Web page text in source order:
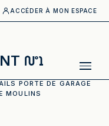
ACCÉDER À MON ESPACE
N°1
PORTE DE GARAGE
MOULINS